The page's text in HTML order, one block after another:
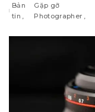
Bản
tin
Gặp gỡ
Photographer